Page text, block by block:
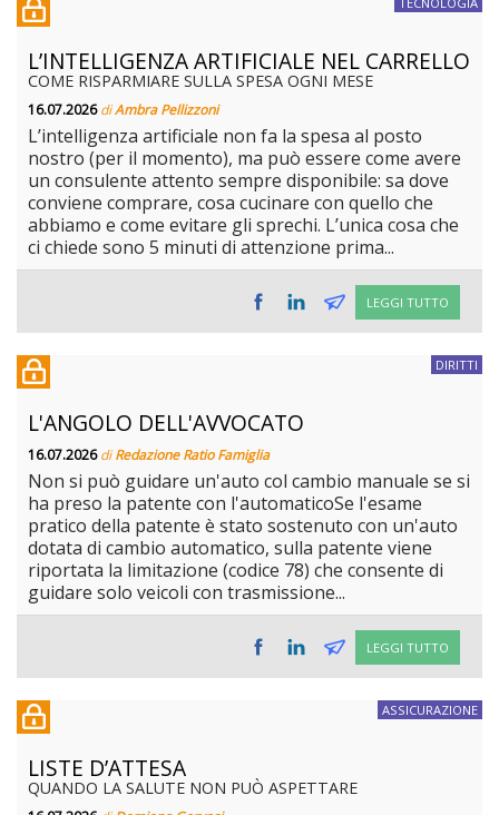
L’INTELLIGENZA ARTIFICIALE NEL CARRELLO
COME RISPARMIARE SULLA SPESA OGNI MESE
16.07.2026diAmbra Pellizzoni
L’intelligenza artificiale non fa la spesa al posto
nostro (per il momento), ma può essere come avere
un consulente attento sempre disponibile: sa dove
conviene comprare, cosa cucinare con quello che
abbiamo e come evitare gli sprechi. L’unica cosa che
ci chiede sono 5 minuti di attenzione prima...
LEGGI TUTTO
DIRITTI
L'ANGOLO DELL'AVVOCATO
16.07.2026diRedazione Ratio Famiglia
Non si può guidare un'auto col cambio manuale se si
ha preso la patente con l'automaticoSe l'esame
pratico della patente è stato sostenuto con un'auto
dotata di cambio automatico, sulla patente viene
riportata la limitazione (codice 78) che consente di
guidare solo veicoli con trasmissione...
LEGGI TUTTO
ASSICURAZIONE
LISTE D’ATTESA
QUANDO LA SALUTE NON PUÒ ASPETTARE